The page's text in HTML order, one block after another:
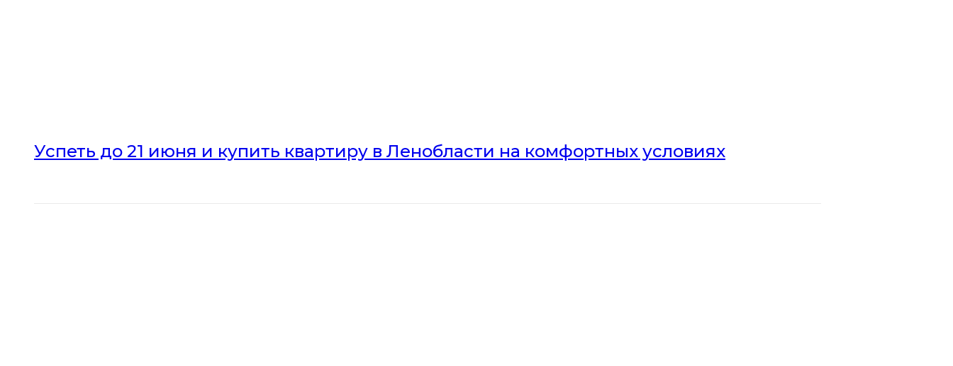
Успеть до 21 июня и купить квартиру в Ленобласти на комфортных условиях